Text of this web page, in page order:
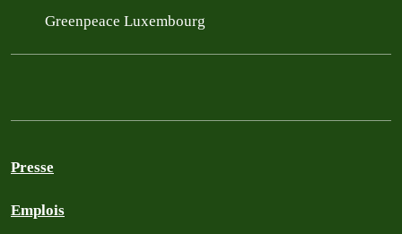
Greenpeace Luxembourg
Presse
Emplois